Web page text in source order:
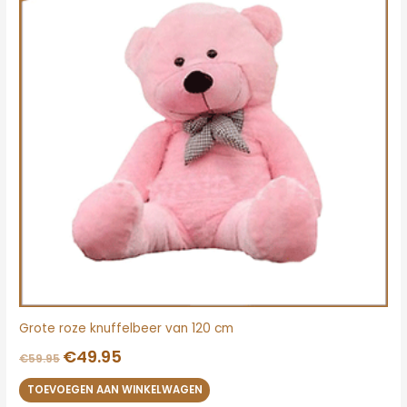
Grote roze knuffelbeer van 120 cm
€59.95 €49.95
TOEVOEGEN AAN WINKELWAGEN